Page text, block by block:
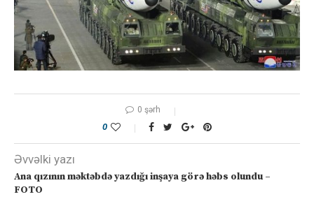
0 şərh
0
Əvvəlki yazı
Ana qızının məktəbdə yazdığı inşaya görə həbs olundu –
FOTO